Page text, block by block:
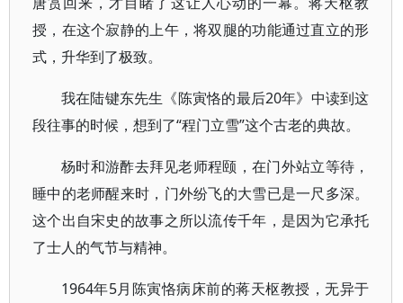
授，在这个寂静的上午，将双腿的功能通过直立的形
式，升华到了极致。
我在陆键东先生《陈寅恪的最后20年》中读到这
段往事的时候，想到了“程门立雪”这个古老的典故。
杨时和游酢去拜见老师程颐，在门外站立等待，
睡中的老师醒来时，门外纷飞的大雪已是一尺多深。
这个出自宋史的故事之所以流传千年，是因为它承托
了士人的气节与精神。
1964年5月陈寅恪病床前的蒋天枢教授，无异于